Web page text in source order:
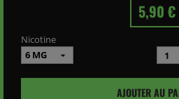
5,90 €
Nicotine
AJOUTER AU